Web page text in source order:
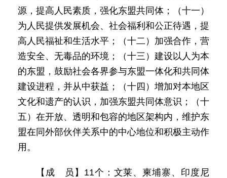
源，提高人民素质，强化东盟共同体；（十一）
为人民提供发展机会、社会福利和公正待遇，提
高人民福祉和生活水平；（十二）加强合作，营
造安全、无毒品的环境；（十三）建设以人为本
的东盟，鼓励社会各界参与东盟一体化和共同体
建设进程，并从中获益；（十四）增加对本地区
文化和遗产的认识，加强东盟共同体意识；（十
五）在开放、透明和包容的地区架构内，维护东
盟在同外部伙伴关系中的中心地位和积极主动作
用。
【成 员】11个：文莱、柬埔寨、印度尼